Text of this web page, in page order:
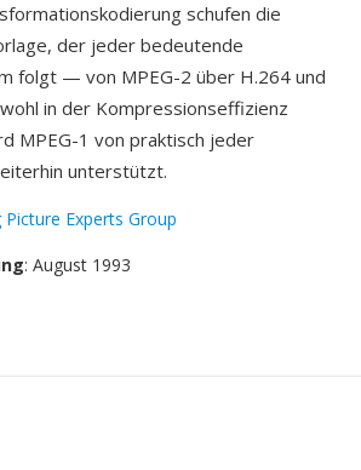
schufen die
der jeder bedeutende
folgt — von MPEG-2 über H.264 und
in der Kompressionseffizienz
MPEG-1 von praktisch jeder
unterstützt.
Picture Experts Group
: August 1993